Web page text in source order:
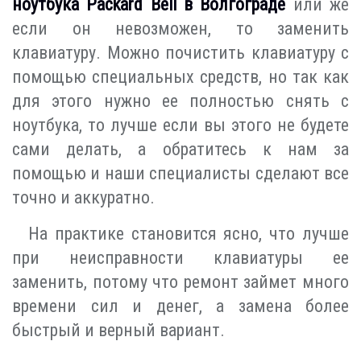
ноутбука Packard Bell в Волгограде или же
если он невозможен, то заменить
клавиатуру. Можно почистить клавиатуру с
помощью специальных средств, но так как
для этого нужно ее полностью снять с
ноутбука, то лучше если вы этого не будете
сами делать, а обратитесь к нам за
помощью и наши специалисты сделают все
точно и аккуратно.
На практике становится ясно, что лучше
при неисправности клавиатуры ее
заменить, потому что ремонт займет много
времени сил и денег, а замена более
быстрый и верный вариант.